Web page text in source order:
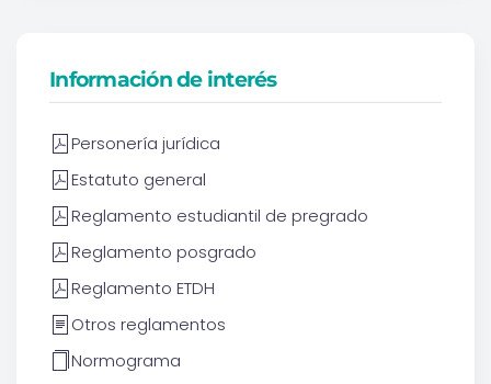
Información de interés
Personería jurídica
Estatuto general
Reglamento estudiantil de pregrado
Reglamento posgrado
Reglamento ETDH
Otros reglamentos
Normograma